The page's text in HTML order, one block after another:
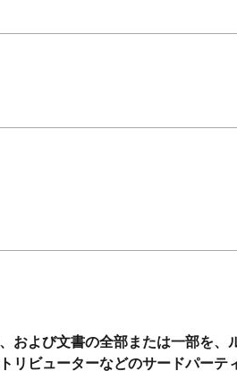
よび文書の全部または一部を
ビューターなどのサードパー